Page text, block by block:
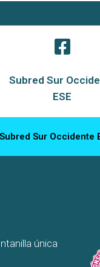
Subred Sur
ESE
Sur Occidente
única